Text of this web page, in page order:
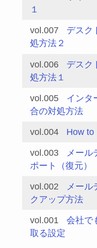
１
vol.007
デスク
処方法２
vol.006
デスク
処方法１
vol.005
インタ
合の対処方法
vol.004 How to
vol.003
メール
ポート（復元）
vol.002
メール
クアップ方法
vol.001
会社で
取る設定